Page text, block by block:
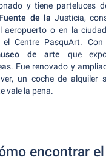
y tiene parteluces
Fuente de la Justicia,
aeropuerto o en la
el Centre PasquArt. Con
de arte que
Fue renovado y
un coche de
vale la pena.
encontrar